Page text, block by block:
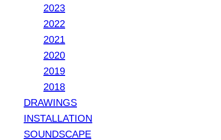
2023
2022
2021
2020
2019
2018
DRAWINGS
INSTALLATION
SOUNDSCAPE